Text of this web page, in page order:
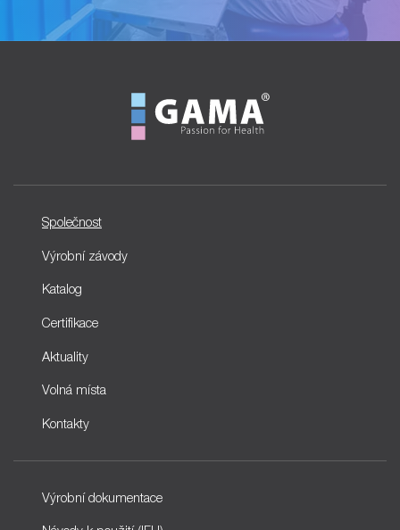
Společnost
Výrobní závody
Katalog
Certifikace
Aktuality
Volná místa
Kontakty
Výrobní dokumentace